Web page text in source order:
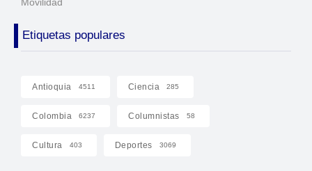
Movilidad
Etiquetas populares
Antioquia 4511 Ciencia 285
Colombia 6237 Columnistas 58
Cultura 403 Deportes 3069